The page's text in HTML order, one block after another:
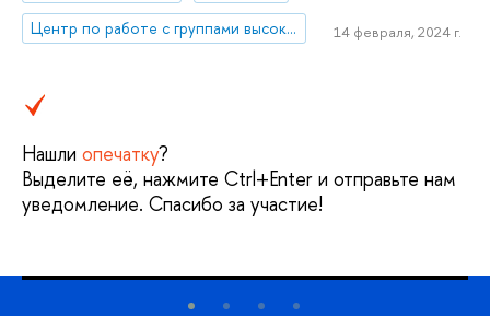
Центр по работе с группами высокого профессионального потенциала
14 февраля, 2024 г.
Нашли опечатку?
Выделите её, нажмите Ctrl+Enter и отправьте нам
уведомление. Спасибо за участие!